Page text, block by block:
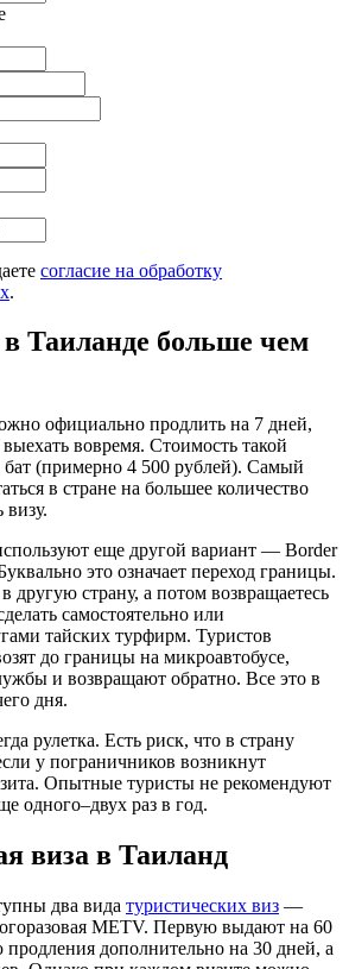
согласие на обработку
.
в Таиланде больше чем
официально продлить на 7 дней,
вовремя. Стоимость такой
бат (примерно 4 500 рублей). Самый
в стране на большее количество
еще другой вариант — Border
это означает переход границы.
другую страну, а потом возвращаетесь
самостоятельно или
тайских турфирм. Туристов
до границы на микроавтобусе,
и возвращают обратно. Все это в
дня.
рулетка. Есть риск, что в страну
у пограничников возникнут
Опытные туристы не рекомендуют
одного–двух раз в год.
виза в Таиланд
два вида туристических виз —
METV. Первую выдают на 60
дополнительно на 30 дней, а